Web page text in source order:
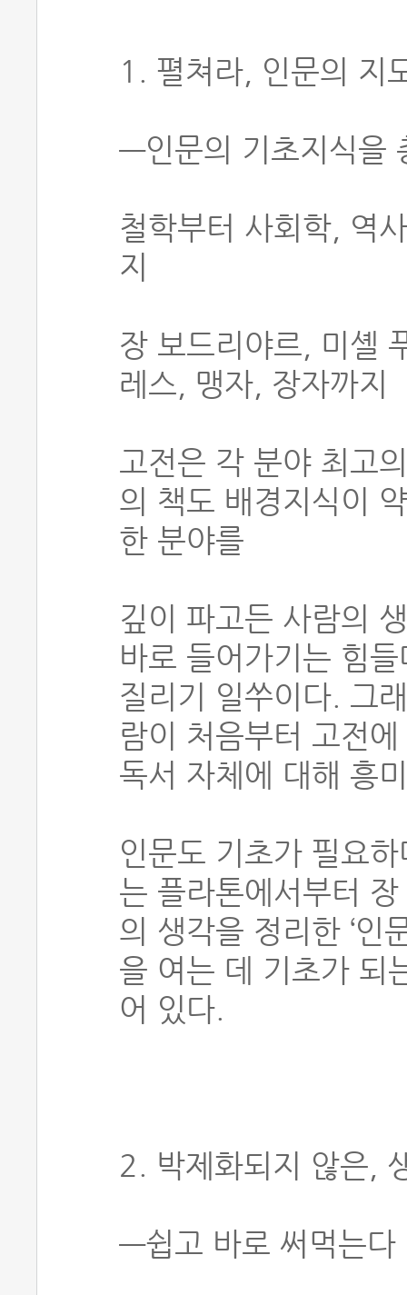
1. 펼쳐라, 인문의 지
―인문의 기초지식을
철학부터 사회학, 역
지
장 보드리야르, 미셸
레스, 맹자, 장자까지
고전은 각 분야 최고
의 책도 배경지식이
한 분야를
깊이 파고든 사람의
바로 들어가기는 힘
질리기 일쑤이다. 그
람이 처음부터 고전
독서 자체에 대해 흥
인문도 기초가 필요하
는 플라톤에서부터
의 생각을 정리한 ‘인
을 여는 데 기초가 되
어 있다.
2. 박제화되지 않은,
―쉽고 바로 써먹는다